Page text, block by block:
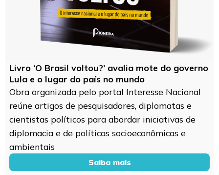
Livro ‘O Brasil voltou?’ avalia mote do governo
Lula e o lugar do país no mundo
Obra organizada pelo portal Interesse Nacional
reúne artigos de pesquisadores, diplomatas e
cientistas políticos para abordar iniciativas de
diplomacia e de políticas socioeconômicas e
ambientais
Saiba mais